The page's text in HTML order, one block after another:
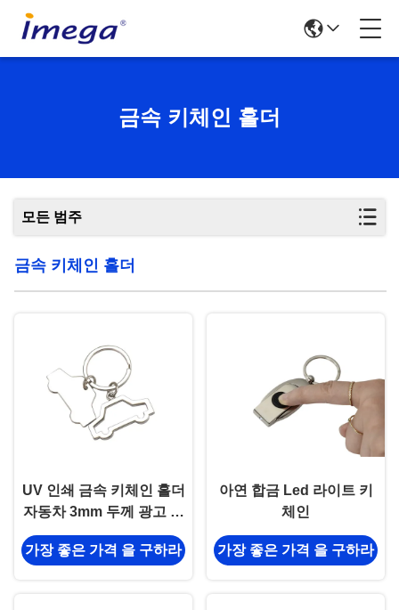
금속 키체인 홀더
모든 범주
금속 키체인 홀더
UV 인쇄 금속 키체인 홀더
자동차 3mm 두께 광고 선
물
가장 좋은 가격 을 구하라
아연 합금 Led 라이트 키
체인
가장 좋은 가격 을 구하라